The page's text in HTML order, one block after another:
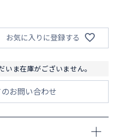
お気に入りに登録する
いま在庫がございません。
お問い合わせ